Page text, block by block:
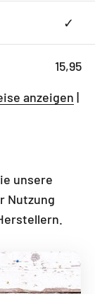
✓
15,95
anzeigen |
unsere
Nutzung